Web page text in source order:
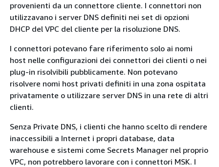
provenienti da un connettore cliente. I connettori non
utilizzavano i server DNS definiti nei set di opzioni
DHCP del VPC del cliente per la risoluzione DNS.
I connettori potevano fare riferimento solo ai nomi
host nelle configurazioni dei connettori dei clienti o nei
plug-in risolvibili pubblicamente. Non potevano
risolvere nomi host privati definiti in una zona ospitata
privatamente o utilizzare server DNS in una rete di altri
clienti.
Senza Private DNS, i clienti che hanno scelto di rendere
inaccessibili a Internet i propri database, data
warehouse e sistemi come Secrets Manager nel proprio
VPC, non potrebbero lavorare con i connettori MSK. I